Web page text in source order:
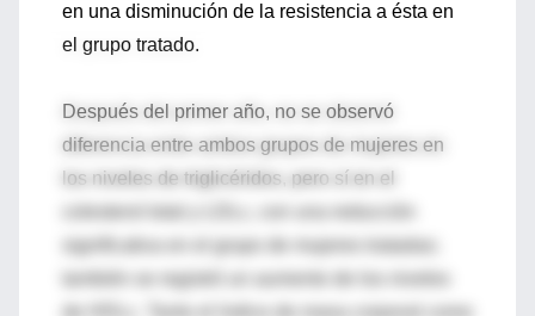
en una disminución de la resistencia a ésta en
el grupo tratado.
Después del primer año, no se observó
diferencia entre ambos grupos de mujeres en
los niveles de triglicéridos, pero sí en el
significativa en el grupo de mujeres tratadas;
también se registró un aumento de los niveles